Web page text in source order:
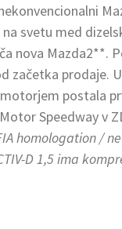
na svetu med
nova Mazda2**.
začetka prodaje.
motorjem postala
Speedway v
homologation /
D 1,5 ima